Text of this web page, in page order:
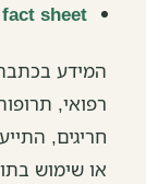
sheet
המידע
רפואי,
חריגים,
או שימוש